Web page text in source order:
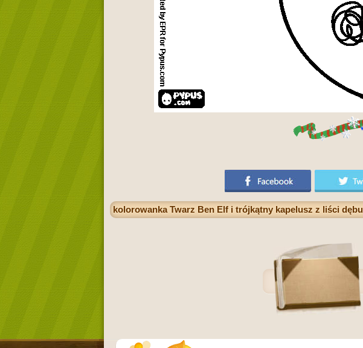
kolorowanka Twarz Ben Elf i trójkątny kapelusz z liści dębu